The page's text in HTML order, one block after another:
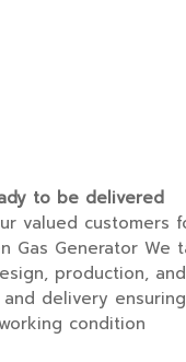
to be delivered
valued customers
Gas Generator We
production,
delivery
condition